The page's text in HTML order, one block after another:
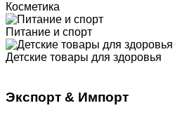
Косметика
Питание и спорт
Детские товары для здоровья
Экспорт & Импорт